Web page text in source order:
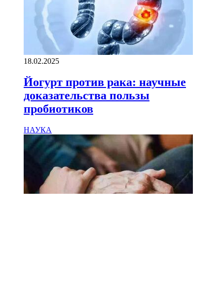
18.02.2025
Йогурт против рака: научные
доказательства пользы
пробиотиков
НАУКА